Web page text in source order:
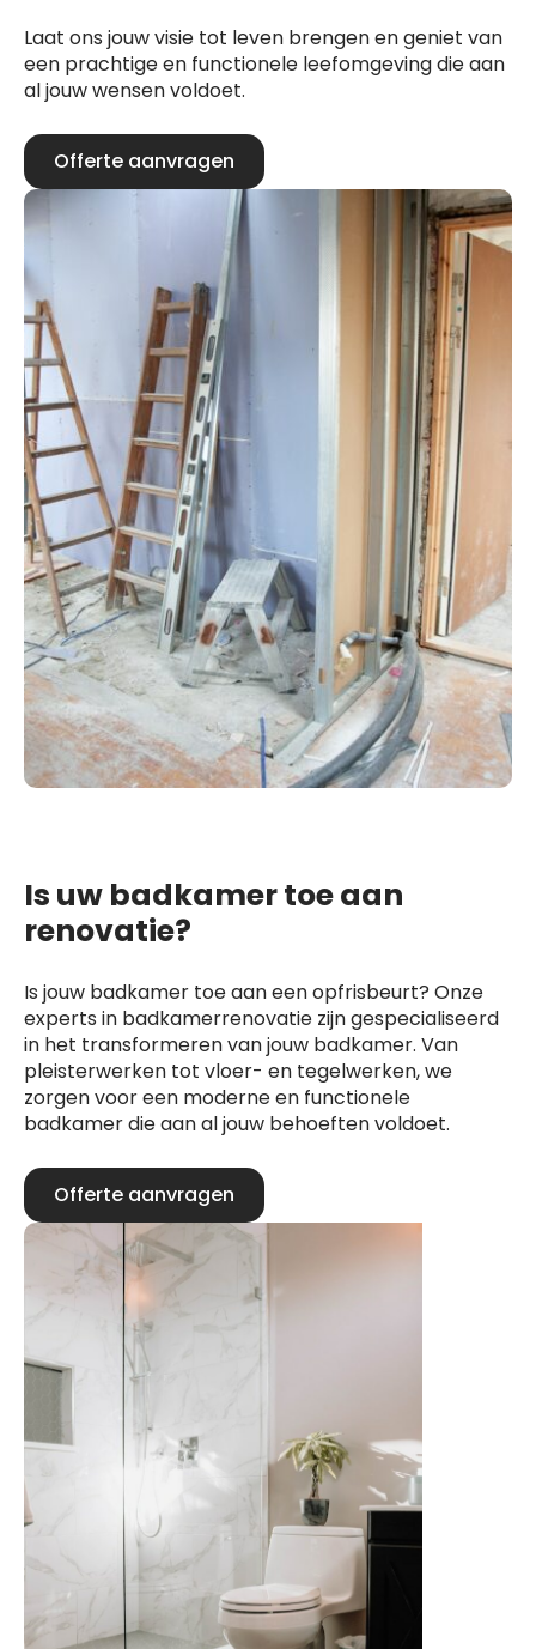
Laat ons jouw visie tot leven brengen en geniet van
een prachtige en functionele leefomgeving die aan
al jouw wensen voldoet.
Offerte aanvragen
Is uw badkamer toe aan
renovatie?
Is jouw badkamer toe aan een opfrisbeurt? Onze
experts in badkamerrenovatie zijn gespecialiseerd
in het transformeren van jouw badkamer. Van
pleisterwerken tot vloer- en tegelwerken, we
zorgen voor een moderne en functionele
badkamer die aan al jouw behoeften voldoet.
Offerte aanvragen